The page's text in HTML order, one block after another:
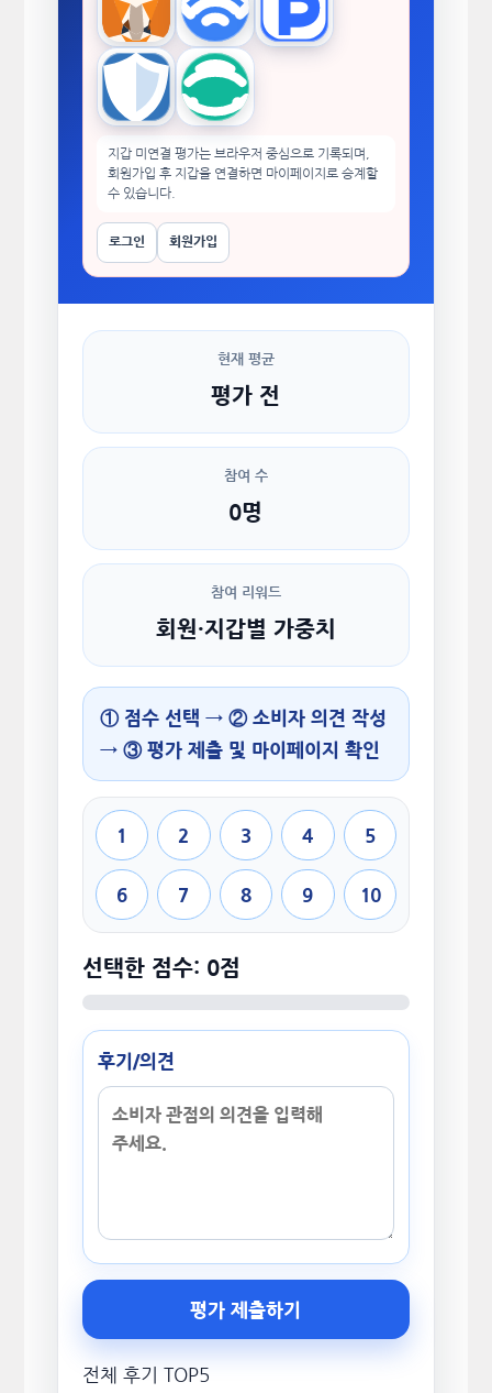
MetaMask WalletConnectTokenPocket
Trust Wallet imToken
지갑 미연결 평가는 브라우저 중심으로 기록되며,
회원가입 후 지갑을 연결하면 마이페이지로 승계할
수 있습니다.
로그인 회원가입
현재 평균
평가 전
참여 수
0명
참여 리워드
회원·지갑별 가중치
① 점수 선택 → ② 소비자 의견 작성
→ ③ 평가 제출 및 마이페이지 확인
1 2 3 4 5
6 7 8 9 10
선택한 점수: 0점
후기/의견
평가 제출하기
전체 후기 TOP5